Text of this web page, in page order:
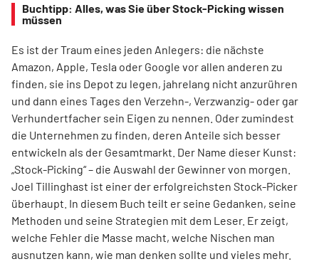
Buchtipp: Alles, was Sie über Stock-Picking wissen
müssen
Es ist der Traum eines jeden Anlegers: die nächste
Amazon, Apple, Tesla oder Google vor allen anderen zu
finden, sie ins Depot zu legen, jahrelang nicht anzurühren
und dann eines Tages den Verzehn-, Verzwanzig- oder gar
Verhundertfacher sein Eigen zu nennen. Oder zumindest
die Unternehmen zu finden, deren Anteile sich besser
entwickeln als der Gesamtmarkt. Der Name dieser Kunst:
„Stock-Picking“ – die Auswahl der Gewinner von morgen.
Joel Tillinghast ist einer der erfolgreichsten Stock-Picker
überhaupt. In diesem Buch teilt er seine Gedanken, seine
Methoden und seine Strategien mit dem Leser. Er zeigt,
welche Fehler die Masse macht, welche Nischen man
ausnutzen kann, wie man denken sollte und vieles mehr.